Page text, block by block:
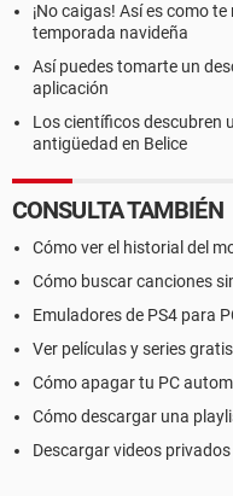
¡No caigas! Así es como
temporada navideña
Así puedes tomarte un
aplicación
Los científicos descubren
antigüedad en Belice
CONSULTA TAMBIÉN
Cómo ver el historial del
Cómo buscar canciones
Emuladores de PS4 para
Ver películas y series
Cómo apagar tu PC
Cómo descargar una
Descargar videos